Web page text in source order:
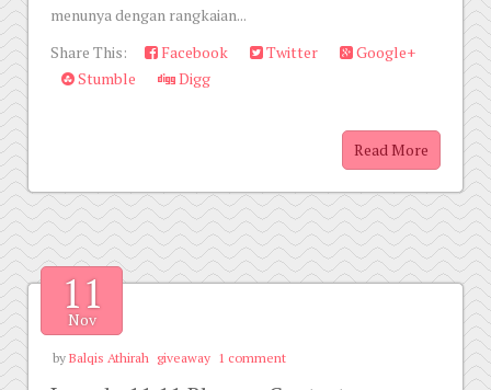
menunya dengan rangkaian...
Share This:
Facebook Twitter
Google+
Stumble
Digg
Read More
11
Nov
by Balqis Athirah giveaway 1 comment